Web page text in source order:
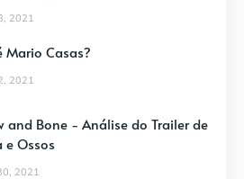
2021
Mario Casas?
2021
and Bone - Análise do Trailer de
e Ossos
2021